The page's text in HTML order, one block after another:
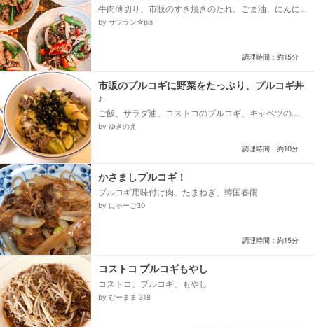
牛肉薄切り、市販のすき焼きのたれ、ごま油、にんに
くすりおろし、しょうがすりおろし、いんげん、赤ピ
by サフラン☆pls
調理時間：約15分
市販のプルコギに野菜をたっぷり、プルコギ丼
♪
ご飯、サラダ油、コストコのプルコギ、キャベツの
葉、ズッキーニ、韓国のり
by ゆきのえ
調理時間：約10分
かさましプルコギ！
プルコギ用味付け肉、たまねぎ、韓国春雨
by にゃーご30
調理時間：約15分
コストコ プルコギもやし
コストコ、プルコギ、もやし
by むーまま 318